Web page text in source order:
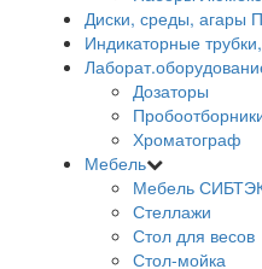
Диски, среды, агары
Индикаторные
Дозаторы
Хроматограф
Мебель
Мебель
Стеллажи
Стол для весов
Стол-мойка